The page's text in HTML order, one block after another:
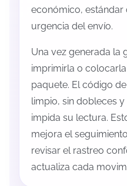
económico, estándar
urgencia del envío.
Una vez generada la
imprimirla o
paquete. El código
limpio, sin dobleces
impida su lectura.
mejora el
revisar el rastreo
actualiza cada